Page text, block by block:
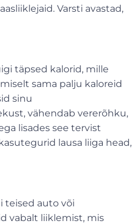
Varsti avastad,
täpsed kalorid, mille
sama palju kaloreid
sinu
vähendab vererõhku,
lisades see tervist
lausa liiga head,
teised auto või
vabalt liiklemist, mis